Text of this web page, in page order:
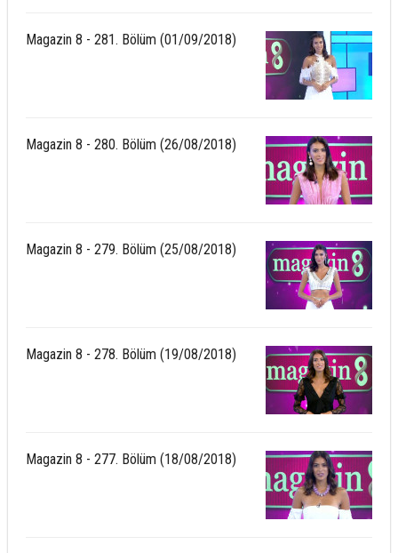
Magazin 8 - 281. Bölüm (01/09/2018)
Magazin 8 - 280. Bölüm (26/08/2018)
Magazin 8 - 279. Bölüm (25/08/2018)
Magazin 8 - 278. Bölüm (19/08/2018)
Magazin 8 - 277. Bölüm (18/08/2018)